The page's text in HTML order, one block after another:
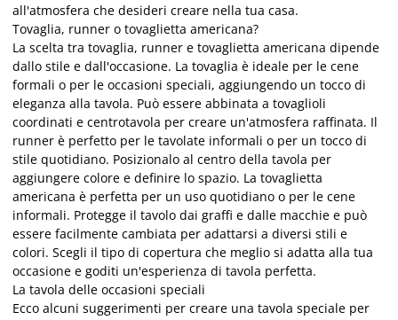
all'atmosfera che desideri creare nella tua casa.
Tovaglia, runner o tovaglietta americana?
La scelta tra tovaglia, runner e tovaglietta americana dipende
dallo stile e dall'occasione. La tovaglia è ideale per le cene
formali o per le occasioni speciali, aggiungendo un tocco di
eleganza alla tavola. Può essere abbinata a tovaglioli
coordinati e centrotavola per creare un'atmosfera raffinata. Il
runner è perfetto per le tavolate informali o per un tocco di
stile quotidiano. Posizionalo al centro della tavola per
aggiungere colore e definire lo spazio. La tovaglietta
americana è perfetta per un uso quotidiano o per le cene
informali. Protegge il tavolo dai graffi e dalle macchie e può
essere facilmente cambiata per adattarsi a diversi stili e
colori. Scegli il tipo di copertura che meglio si adatta alla tua
occasione e goditi un'esperienza di tavola perfetta.
La tavola delle occasioni speciali
Ecco alcuni suggerimenti per creare una tavola speciale per